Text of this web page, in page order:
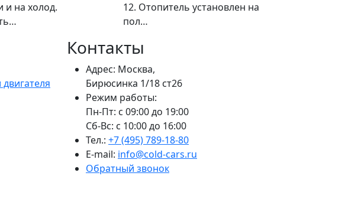
и на холод.
12. Отопитель установлен на
пол…
Контакты
Адрес: Москва,
Бирюсинка 1/18 ст26 ​
Режим работы:
Пн-Пт: с 09:00 до 19:00
Сб-Вс: с 10:00 до 16:00
Тел.: +7 (495) 789-18-80
E-mail: info@cold-cars.ru
Обратный звонок